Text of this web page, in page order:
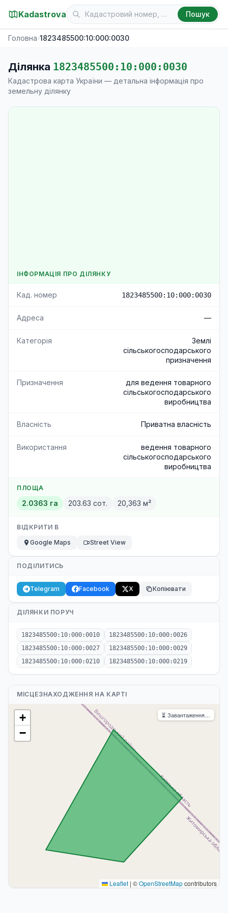
Kadastrova Пошук
Головна›1823485500:10:000:0030
Ділянка 1823485500:10:000:0030
Кадастрова карта України — детальна інформація про
земельну ділянку
ІНФОРМАЦІЯ ПРО ДІЛЯНКУ
Кад. номер 1823485500:10:000:0030
Адреса —
Категорія
Землі
сільськогосподарського
призначення
Призначення
для ведення товарного
сільськогосподарського
виробництва
Власність Приватна власність
Використання
ведення товарного
сільськогосподарського
виробництва
ПЛОЩА
2.0363 га 203.63 сот. 20,363 м²
ВІДКРИТИ В
Google Maps
Street View
ПОДІЛИТИСЬ
Telegram Facebook X Копіювати
ДІЛЯНКИ ПОРУЧ
1823485500:10:000:0010
1823485500:10:000:0026
1823485500:10:000:0027
1823485500:10:000:0029
1823485500:10:000:0210
1823485500:10:000:0219
МІСЦЕЗНАХОДЖЕННЯ НА КАРТІ
+
−
⏳ Завантаження…
Leaflet | ©OpenStreetMapcontributors